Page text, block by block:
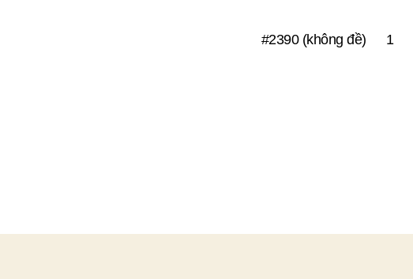
#2390 (không đề) 1